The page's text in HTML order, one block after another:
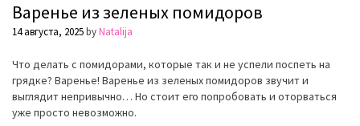
Варенье из зеленых помидоров
14 августа, 2025byNatalija
Что делать с помидорами, которые так и не успели поспеть на
грядке? Варенье! Варенье из зеленых помидоров звучит и
выглядит непривычно… Но стоит его попробовать и оторваться
уже просто невозможно.